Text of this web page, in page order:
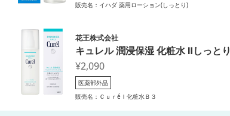
販売名：イハダ 薬用ローション(しっとり)
花王株式会社
キュレル 潤浸保湿 化粧水 Ⅱしっとり
¥2,090
医薬部外品
販売名：Ｃｕｒéｌ化粧水Ｂ３